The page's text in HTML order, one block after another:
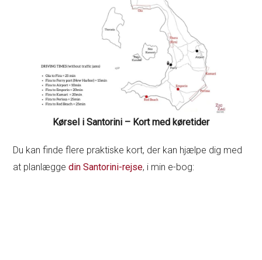
Kørsel i Santorini – Kort med køretider
Du kan finde flere praktiske kort, der kan hjælpe dig med
at planlæggedin Santorini-rejse, i min e-bog: